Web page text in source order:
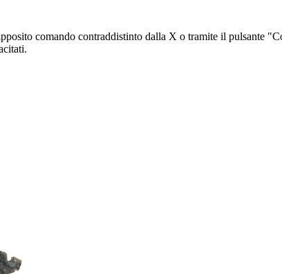
comando contraddistinto dalla X o tramite il pulsante